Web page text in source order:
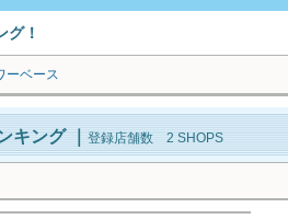
グ！
ーベース
キング｜ 登録店舗数 2 SHOPS